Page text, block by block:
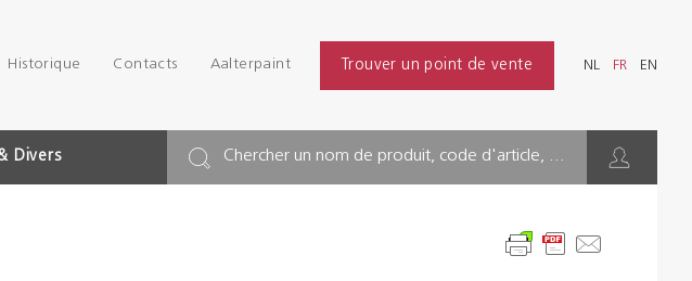
Historique Contacts Aalterpaint Trouver un point de vente NL FR EN
Divers Chercher un nom de produit, code d'article, ...
Chercher
INDUSTRIE
BÂTIMENT